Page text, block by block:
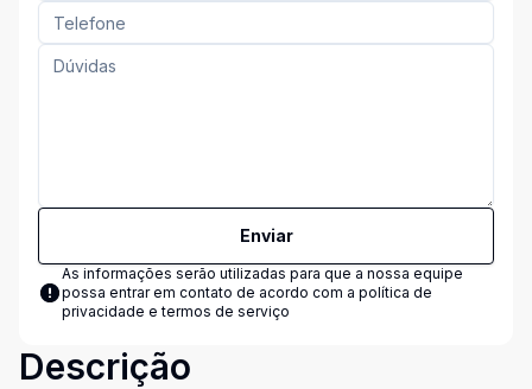
Enviar
As informações serão utilizadas para que a nossa equipe
possa entrar em contato de acordo com a política de
privacidade e termos de serviço
Descrição